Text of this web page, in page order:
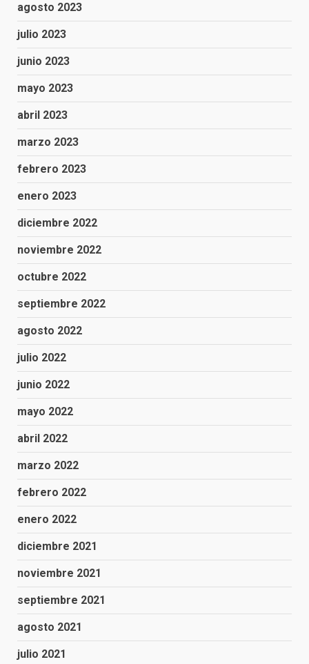
agosto 2023
julio 2023
junio 2023
mayo 2023
abril 2023
marzo 2023
febrero 2023
enero 2023
diciembre 2022
noviembre 2022
octubre 2022
septiembre 2022
agosto 2022
julio 2022
junio 2022
mayo 2022
abril 2022
marzo 2022
febrero 2022
enero 2022
diciembre 2021
noviembre 2021
septiembre 2021
agosto 2021
julio 2021